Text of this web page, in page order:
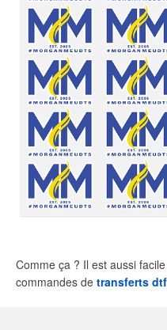
Comme ça ? Il est aussi
commandes de transferts dtf